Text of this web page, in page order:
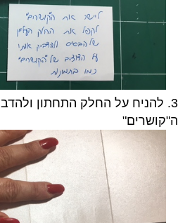
3. להניח על החלק התחתון
ה"קושרים"